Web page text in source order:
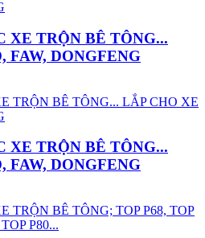
XE TRỘN BÊ TÔNG...
FAW, DONGFENG
XE TRỘN BÊ TÔNG...
FAW, DONGFENG